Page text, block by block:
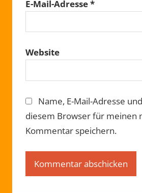
E-Mail-Adresse*
Website
Name, E-Mail-Adresse
diesem Browser für meinen
Kommentar speichern.